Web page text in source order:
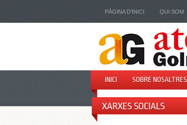
PÀGINA D'INICI QUI SOM
INICI SOBRE NOSALTRES
XARXES SOCIALS